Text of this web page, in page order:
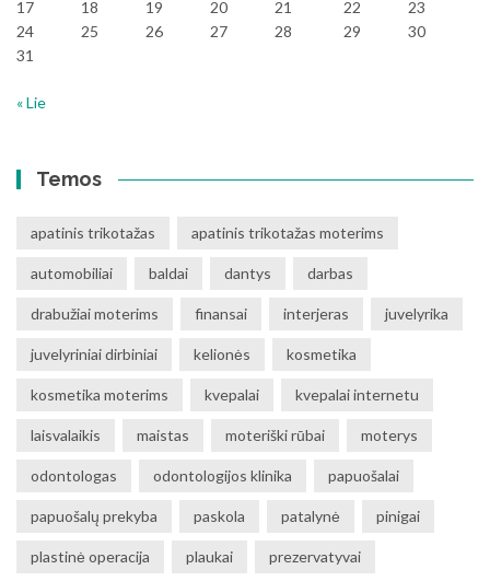
17 18 19 20 21 22
23
24
25 26 27 28 29
30
31
« Lie
Temos
apatinis trikotažas apatinis trikotažas moterims
automobiliai baldai dantys darbas
drabužiai moterims finansai interjeras juvelyrika
juvelyriniai dirbiniai kelionės kosmetika
kosmetika moterims kvepalai kvepalai internetu
laisvalaikis maistas moteriški rūbai moterys
odontologas odontologijos klinika papuošalai
papuošalų prekyba paskola patalynė pinigai
plastinė operacija plaukai prezervatyvai